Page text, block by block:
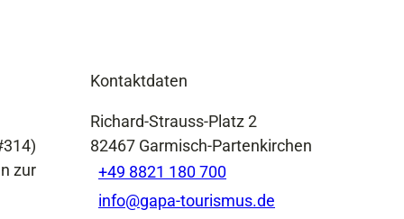
zur
Kontaktdaten
Richard-Strauss-Platz 2
82467 Garmisch-Partenkirchen
+49 8821 180 700
info@gapa-tourismus.de